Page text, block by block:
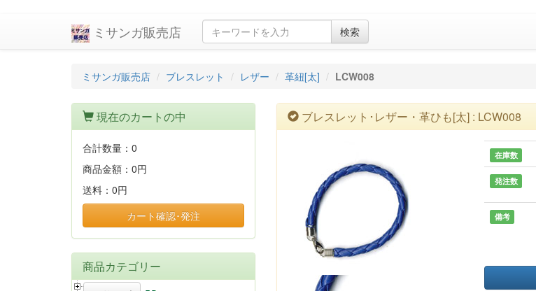
ミサンガ販売店 検索
ミサンガ販売店 ブレスレット レザー 革紐[太] LCW008
ブレスレット･レザー・革ひも[太] : LCW008
在庫数
発注数
備考
現在のカートの中
合計数量： 0
商品金額： 0円
送料： 0円
カート確認･発注
商品カテゴリー